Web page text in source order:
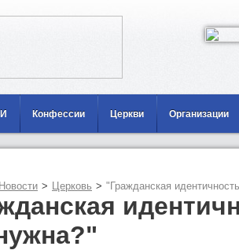
Конфессии Церкви Организации
Новости > Церковь > "Гражданская